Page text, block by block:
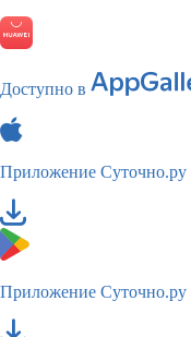
Доступно в
Приложение Суточно.ру
Приложение Суточно.ру